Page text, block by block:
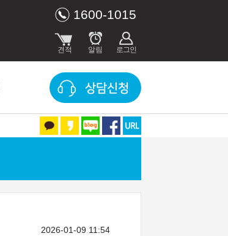
1600-1015
상담신청
2026-01-09 11:54